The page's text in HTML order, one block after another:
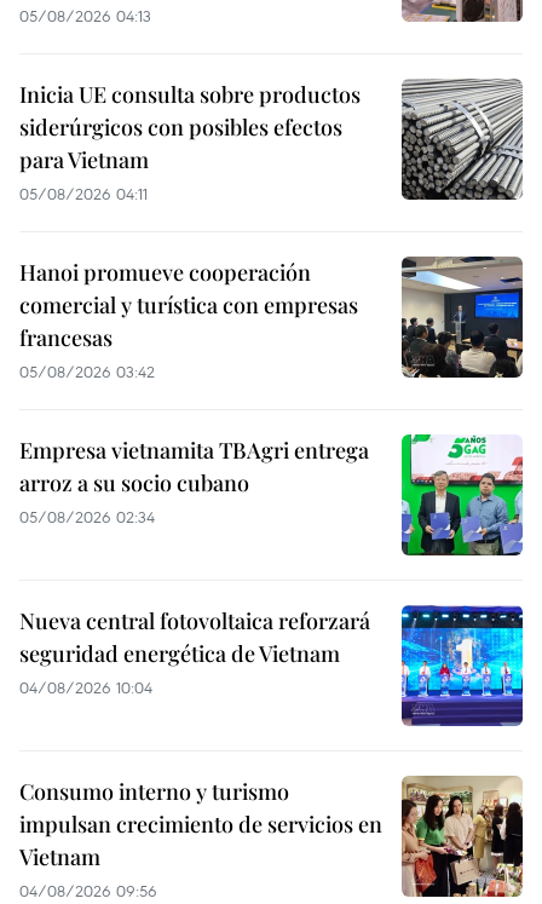
05/08/2026 04:13
Inicia UE consulta sobre productos
siderúrgicos con posibles efectos
para Vietnam
05/08/2026 04:11
Hanoi promueve cooperación
comercial y turística con empresas
francesas
05/08/2026 03:42
Empresa vietnamita TBAgri entrega
arroz a su socio cubano
05/08/2026 02:34
Nueva central fotovoltaica reforzará
seguridad energética de Vietnam
04/08/2026 10:04
Consumo interno y turismo
impulsan crecimiento de servicios en
Vietnam
04/08/2026 09:56